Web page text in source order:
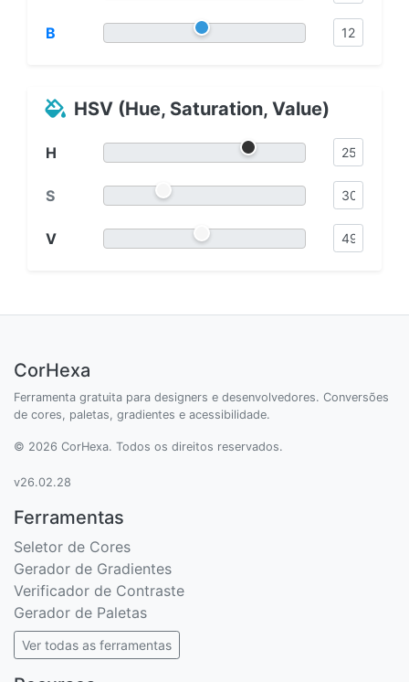
B
HSV (Hue, Saturation, Value)
H
S
V
CorHexa
Ferramenta gratuita para designers e desenvolvedores. Conversões
de cores, paletas, gradientes e acessibilidade.
© 2026 CorHexa. Todos os direitos reservados.
v26.02.28
Ferramentas
Seletor de Cores
Gerador de Gradientes
Verificador de Contraste
Gerador de Paletas
Ver todas as ferramentas